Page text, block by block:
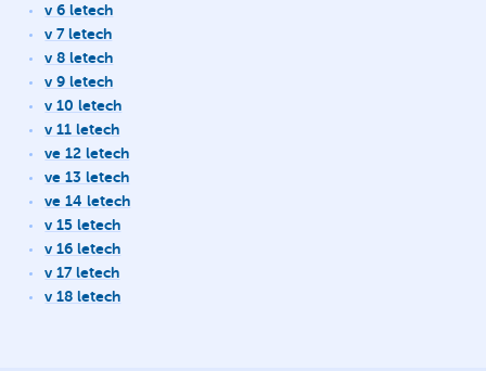
v 6 letech
v 7 letech
v 8 letech
v 9 letech
v 10 letech
v 11 letech
ve 12 letech
ve 13 letech
ve 14 letech
v 15 letech
v 16 letech
v 17 letech
v 18 letech